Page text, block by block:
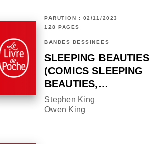
PARUTION : 02/11/2023
128 PAGES
BANDES DESSINÉES
SLEEPING BEAUTIES
(COMICS SLEEPING
BEAUTIES,…
Stephen King
Owen King